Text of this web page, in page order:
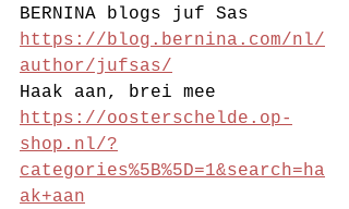
BERNINA blogs juf Sas
https://blog.bernina.com/nl/
author/jufsas/
Haak aan, brei mee
https://oosterschelde.op-
shop.nl/?
categories%5B%5D=1&search=ha
ak+aan